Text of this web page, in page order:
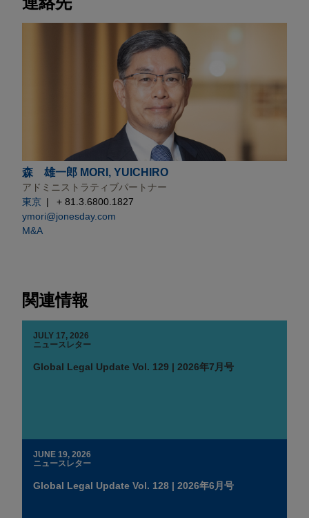
森 雄一郎 MORI, YUICHIRO
アドミニストラティブパートナー
東京
+ 81.3.6800.1827
ymori@jonesday.com
M&A
関連情報
JULY 17, 2026
ニュースレター
Global Legal Update Vol. 129 | 2026年7月号
JUNE 19, 2026
ニュースレター
Global Legal Update Vol. 128 | 2026年6月号